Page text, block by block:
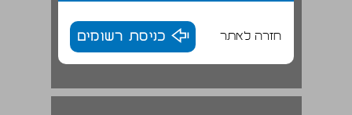
חזרה לאתר כניסת רשומים